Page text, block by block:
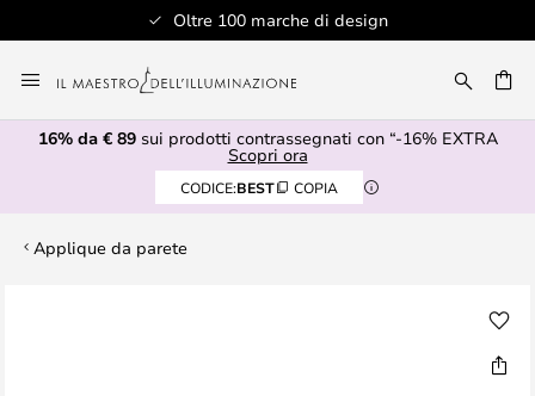
Oltre 100 marche di design
al
contenuto
16% da € 89sui prodotti contrassegnati con “-16% EXTRA
Scopri ora
CODICE:BEST COPIA
Applique da parete